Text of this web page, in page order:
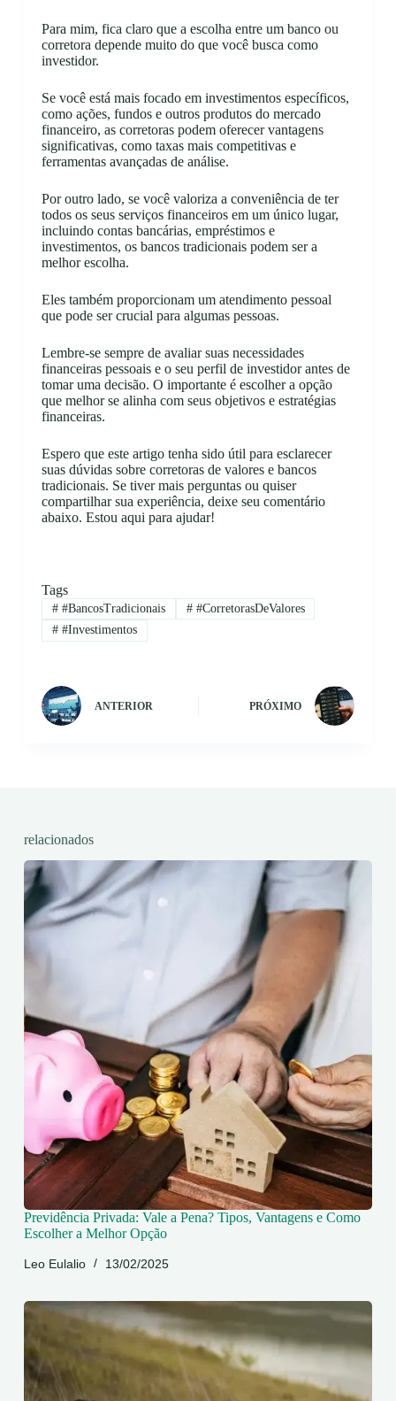
Para mim, fica claro que a escolha entre um banco ou
corretora depende muito do que você busca como
investidor.
Se você está mais focado em investimentos específicos,
como ações, fundos e outros produtos do mercado
financeiro, as corretoras podem oferecer vantagens
significativas, como taxas mais competitivas e
ferramentas avançadas de análise.
Por outro lado, se você valoriza a conveniência de ter
todos os seus serviços financeiros em um único lugar,
incluindo contas bancárias, empréstimos e
investimentos, os bancos tradicionais podem ser a
melhor escolha.
Eles também proporcionam um atendimento pessoal
que pode ser crucial para algumas pessoas.
Lembre-se sempre de avaliar suas necessidades
financeiras pessoais e o seu perfil de investidor antes de
tomar uma decisão. O importante é escolher a opção
que melhor se alinha com seus objetivos e estratégias
financeiras.
Espero que este artigo tenha sido útil para esclarecer
suas dúvidas sobre corretoras de valores e bancos
tradicionais. Se tiver mais perguntas ou quiser
compartilhar sua experiência, deixe seu comentário
abaixo. Estou aqui para ajudar!
Tags
##BancosTradicionais ##CorretorasDeValores
##Investimentos
ANTERIOR PRÓXIMO
relacionados
Previdência Privada: Vale a Pena? Tipos, Vantagens e Como
Escolher a Melhor Opção
Leo Eulalio 13/02/2025